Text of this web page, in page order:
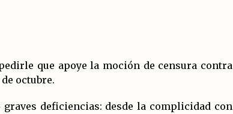
que apoye la moción de censura contra
octubre.
deficiencias: desde la complicidad con